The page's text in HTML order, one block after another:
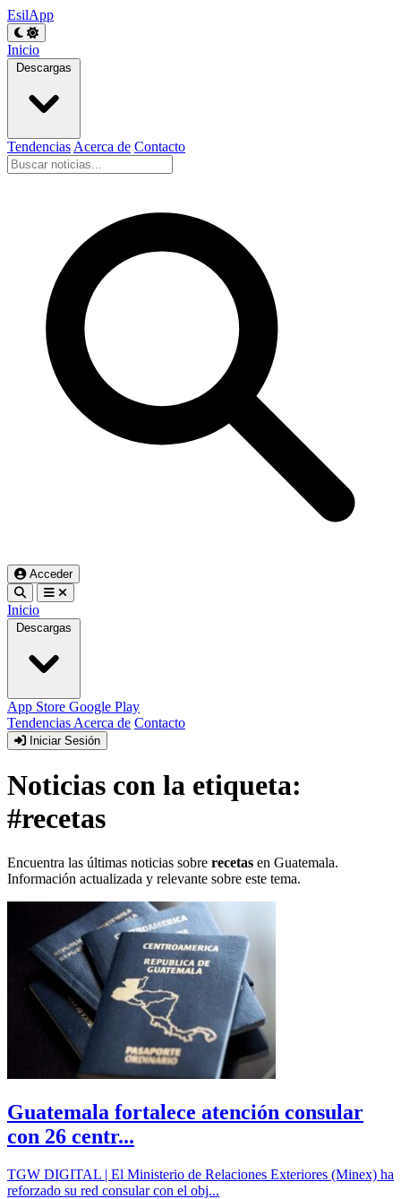
EsilApp
Inicio
Descargas
Tendencias Acerca de Contacto
Acceder
Inicio
Descargas
App Store Google Play
Tendencias Acerca de Contacto
Iniciar Sesión
Noticias con la etiqueta:
#recetas
Encuentra las últimas noticias sobre recetas en Guatemala.
Información actualizada y relevante sobre este tema.
Guatemala fortalece atención consular
con 26 centr...
TGW DIGITAL | El Ministerio de Relaciones Exteriores (Minex) ha
reforzado su red consular con el obj...